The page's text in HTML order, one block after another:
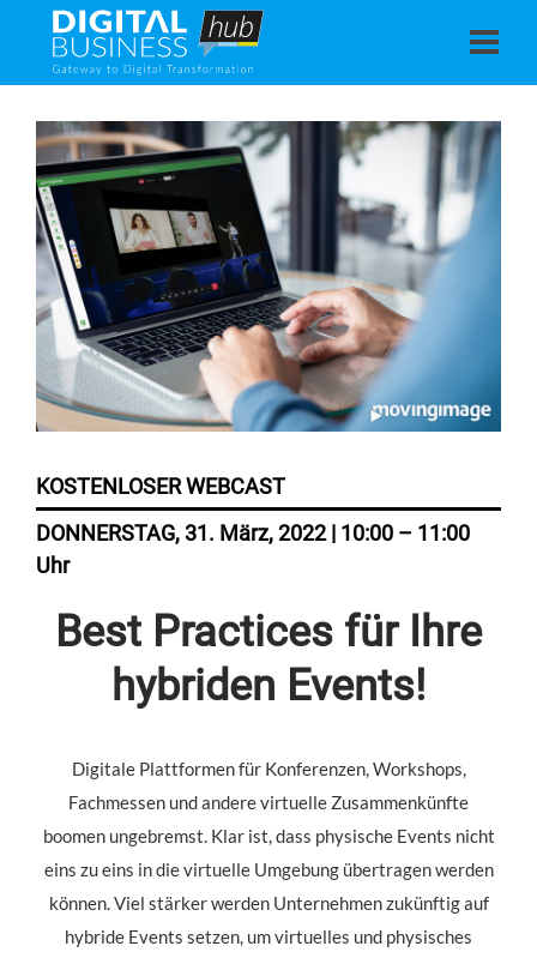
KOSTENLOSER WEBCAST
DONNERSTAG, 31. März, 2022 | 10:00 – 11:00
Uhr
Best Practices für Ihre
hybriden Events!
Digitale Plattformen für Konferenzen, Workshops,
Fachmessen und andere virtuelle Zusammenkünfte
boomen ungebremst. Klar ist, dass physische Events nicht
eins zu eins in die virtuelle Umgebung übertragen werden
können. Viel stärker werden Unternehmen zukünftig auf
hybride Events setzen, um virtuelles und physisches